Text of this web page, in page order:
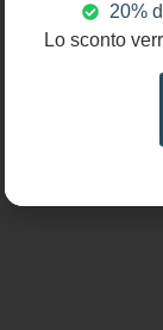
20%
Lo sconto